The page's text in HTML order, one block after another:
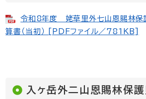
令和8年度 姥草里外七山恩賜林保
算書（当初） [PDFファイル／781KB]
入ヶ岳外二山恩賜林保